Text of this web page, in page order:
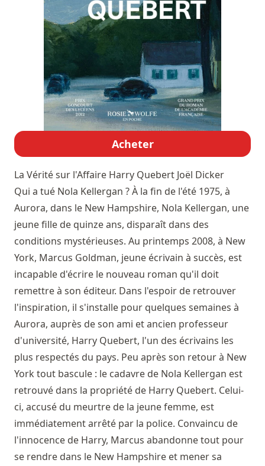
Acheter
La Vérité sur l'Affaire Harry Quebert Joël Dicker
Qui a tué Nola Kellergan ? À la fin de l'été 1975, à
Aurora, dans le New Hampshire, Nola Kellergan, une
jeune fille de quinze ans, disparaît dans des
conditions mystérieuses. Au printemps 2008, à New
York, Marcus Goldman, jeune écrivain à succès, est
incapable d'écrire le nouveau roman qu'il doit
remettre à son éditeur. Dans l'espoir de retrouver
l'inspiration, il s'installe pour quelques semaines à
Aurora, auprès de son ami et ancien professeur
d'université, Harry Quebert, l'un des écrivains les
plus respectés du pays. Peu après son retour à New
York tout bascule : le cadavre de Nola Kellergan est
retrouvé dans la propriété de Harry Quebert. Celui-
ci, accusé du meurtre de la jeune femme, est
immédiatement arrêté par la police. Convaincu de
l'innocence de Harry, Marcus abandonne tout pour
se rendre dans le New Hampshire et mener sa